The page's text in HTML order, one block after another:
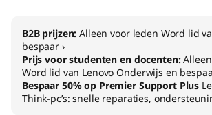
B2B prijzen:Alleen voor leden Word lid
bespaar ›
Prijs voor studenten en docenten:
Word lid van Lenovo Onderwijs en
Bespaar 50% op Premier Support Plus
Think-pc’s: snelle reparaties,